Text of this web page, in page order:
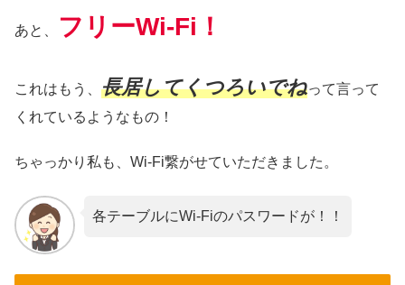
あと、 フリーWi-Fi！
これはもう、 長居してくつろいでねって言って
くれているようなもの！
ちゃっかり私も、Wi-Fi繋がせていただきました。
各テーブルにWi-Fiのパスワードが！！